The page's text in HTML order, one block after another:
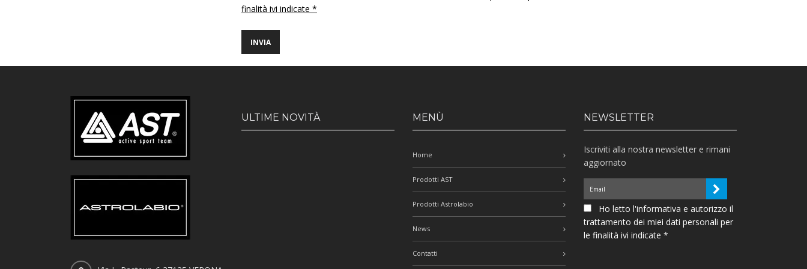
finalità ivi indicate *
ULTIME NOVITÀ MENÙ
Home
Prodotti AST
Prodotti Astrolabio
News
Contatti
NEWSLETTER
Iscriviti alla nostra newsletter e rimani
aggiornato
Ho letto l'informativa e autorizzo il
trattamento dei miei dati personali per
le finalità ivi indicate *